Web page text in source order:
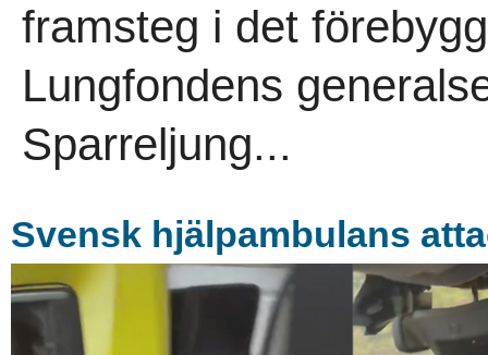
framsteg i det
Lungfondens
Sparreljung...
Svensk hjälpambulans